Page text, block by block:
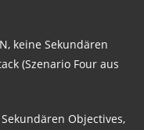
keine Sekundären
(Szenario Four aus
Objectives,